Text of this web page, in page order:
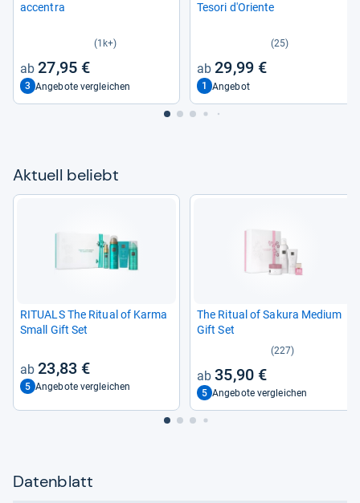
accentra
(1k+)
27,95 €
3 Angebote vergleichen
Tesori d'Ori­ente
(25)
29,99 €
1 Angebot
Aktu­ell beliebt
RITUALS The Ritual of Karma
Small Gift Set
23,83 €
5 Angebote vergleichen
The Ritual of Sakura Medium
Gift Set
(227)
35,90 €
5 Angebote vergleichen
Datenblatt